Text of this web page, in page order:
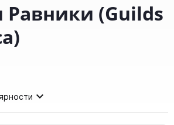
Равники (Guilds